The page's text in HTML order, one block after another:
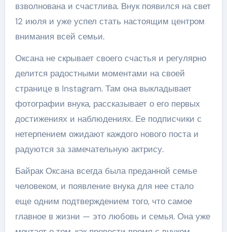
взволнована и счастлива. Внук появился на свет
12 июля и уже успел стать настоящим центром
внимания всей семьи.
Оксана не скрывает своего счастья и регулярно
делится радостными моментами на своей
странице в Instagram. Там она выкладывает
фотографии внука, рассказывает о его первых
достижениях и наблюдениях. Ее подписчики с
нетерпением ожидают каждого нового поста и
радуются за замечательную актрису.
Байрак Оксана всегда была преданной семье
человеком, и появление внука для нее стало
еще одним подтверждением того, что самое
главное в жизни — это любовь и семья. Она уже